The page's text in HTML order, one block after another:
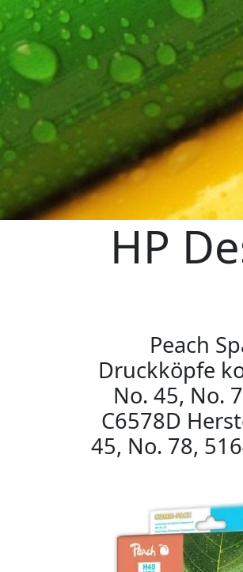
HP
Peach
Druckköpfe
No. 45, No.
C6578D
45, No. 78,